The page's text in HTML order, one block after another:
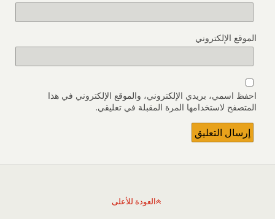
الموقع الإلكتروني
احفظ اسمي، بريدي الإلكتروني، والموقع الإلكتروني في هذا
المتصفح لاستخدامها المرة المقبلة في تعليقي.
العودة للأعلى